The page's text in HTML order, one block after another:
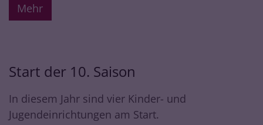
Mehr
Start der 10. Saison
In diesem Jahr sind vier Kinder- und
Jugendeinrichtungen am Start.